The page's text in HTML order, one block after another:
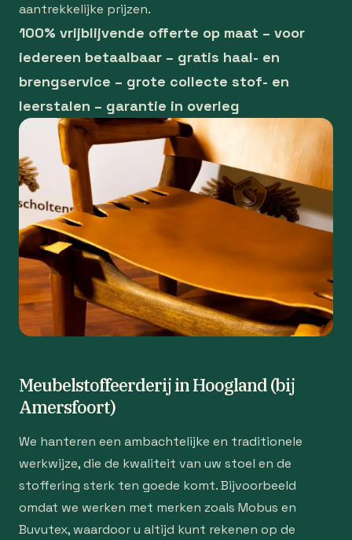
aantrekkelijke prijzen.
100% vrijblijvende offerte op maat – voor
iedereen betaalbaar – gratis haal- en
brengservice – grote collecte stof- en
leerstalen – garantie in overleg
Meubelstoffeerderij in Hoogland (bij
Amersfoort)
We hanteren een ambachtelijke en traditionele
werkwijze, die de kwaliteit van uw stoel en de
stoffering sterk ten goede komt. Bijvoorbeeld
omdat we werken met merken zoals Mobus en
Buvutex, waardoor u altijd kunt rekenen op de